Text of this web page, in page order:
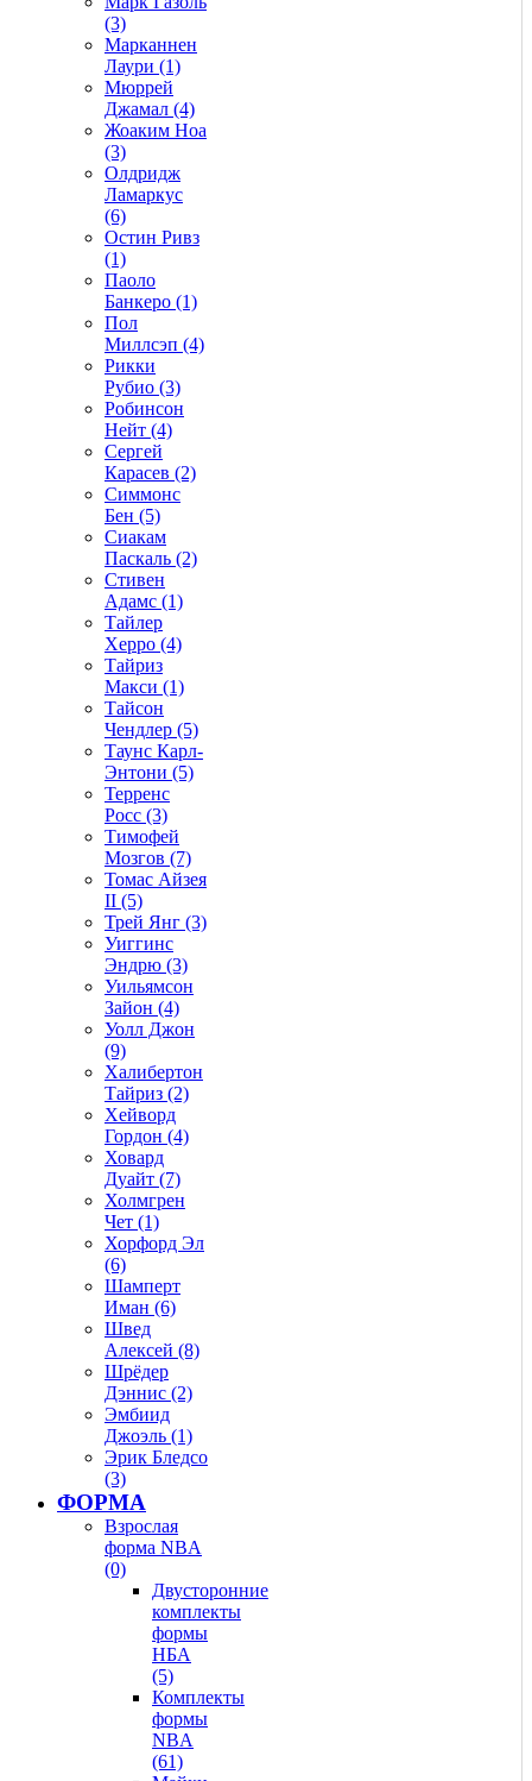
(3)
Марканнен
Лаури (1)
Мюррей
Джамал (4)
Жоаким Ноа
(3)
Олдридж
Ламаркус
(6)
Остин Ривз
(1)
Паоло
Банкеро (1)
Пол
Миллсэп (4)
Рикки
Рубио (3)
Робинсон
Нейт (4)
Сергей
Карасев (2)
Симмонс
Бен (5)
Сиакам
Паскаль (2)
Стивен
Адамс (1)
Тайлер
Херро (4)
Тайриз
Макси (1)
Тайсон
Чендлер (5)
Таунс Карл-
Энтони (5)
Терренс
Росс (3)
Тимофей
Мозгов (7)
Томас Айзея
II (5)
Трей Янг (3)
Уиггинс
Эндрю (3)
Уильямсон
Зайон (4)
Уолл Джон
(9)
Халибертон
Тайриз (2)
Хейворд
Гордон (4)
Ховард
Дуайт (7)
Холмгрен
Чет (1)
Хорфорд Эл
(6)
Шамперт
Иман (6)
Швед
Алексей (8)
Шрёдер
Дэннис (2)
Эмбиид
Джоэль (1)
Эрик Бледсо
(3)
ФОРМА
Взрослая
форма NBA
(0)
Двусторонние
комплекты
формы
НБА
(5)
Комплекты
формы
NBA
(61)